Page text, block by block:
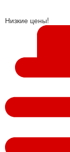
Низкие цены!